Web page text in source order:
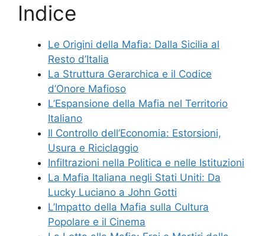
Indice
Le Origini della Mafia: Dalla Sicilia al
Resto d’Italia
La Struttura Gerarchica e il Codice
d’Onore Mafioso
L’Espansione della Mafia nel Territorio
Italiano
Il Controllo dell’Economia: Estorsioni,
Usura e Riciclaggio
Infiltrazioni nella Politica e nelle Istituzioni
La Mafia Italiana negli Stati Uniti: Da
Lucky Luciano a John Gotti
L’Impatto della Mafia sulla Cultura
Popolare e il Cinema